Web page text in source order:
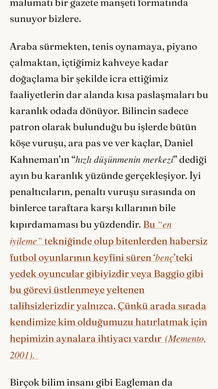
malumatı bir gazete manşeti formatında
sunuyor bizlere.
Araba sürmekten, tenis oynamaya, piyano
çalmaktan, içtiğimiz kahveye kadar
doğaçlama bir şekilde icra ettiğimiz
faaliyetlerin dar alanda kısa paslaşmaları bu
karanlık odada dönüyor. Bilincin sadece
patron olarak bulunduğu bu işlerde bütün
köşe vuruşu, ara pas ve ver kaçlar, Daniel
Kahneman’ın “hızlı düşünmenin merkezi” dediği
ayın bu karanlık yüzünde gerçekleşiyor. İyi
penaltıcıların, penaltı vuruşu sırasında on
binlerce taraftara karşı kıllarının bile
kıpırdamaması bu yüzdendir. Bu “en
iyileme” tekniğinde olup bitenlerden habersiz
futbol oyunlarının keyfini süren ‘benç’teki
yedek oyuncular gibiyizdir veya Baggio gibi
bu görevi üstlenmeye yeltenen
talihsizlerizdir yalnızca. Çünkü arada sırada
kendimize kim olduğumuzu hatırlatmak için
hepimizin aynalara ihtiyacı vardır (Memento,
2001).
Birçok bilim insanı gibi Eagleman da